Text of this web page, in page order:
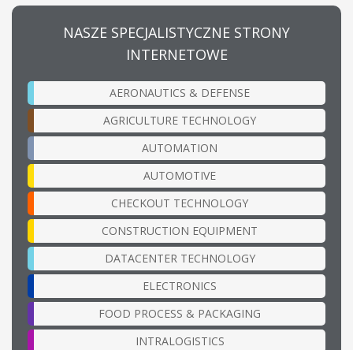
NASZE SPECJALISTYCZNE STRONY
INTERNETOWE
AERONAUTICS & DEFENSE
AGRICULTURE TECHNOLOGY
AUTOMATION
AUTOMOTIVE
CHECKOUT TECHNOLOGY
CONSTRUCTION EQUIPMENT
DATACENTER TECHNOLOGY
ELECTRONICS
FOOD PROCESS & PACKAGING
INTRALOGISTICS